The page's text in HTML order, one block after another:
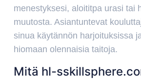
menestyksesi, aloititpa urasi tai
muutosta. Asiantuntevat
sinua käytännön harjoituksissa
hiomaan olennaisia taitoja.
Mitä hl-